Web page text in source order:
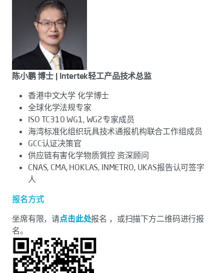
陈小鹏 博士 | Intertek轻工产品技术总监
香港中文大学 化学博士
全球化学法规专家
ISO TC310 WG1, WG2专家成员
海湾标准化组织玩具技术通报机构联合工作组成员
GCC认证决策官
供应链有害化学物质質控 资深顾问
CNAS, CMA, HOKLAS, INMETRO, UKAS报告认可签字
人
报名方式
坐席有限，请点击此处报名 ，或扫描下方二维码进行报
名。